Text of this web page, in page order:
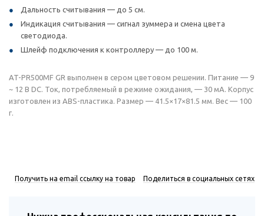
Дальность считывания — до 5 см.
Индикация считывания — сигнал зуммера и смена цвета
светодиода.
Шлейф подключения к контроллеру — до 100 м.
AT-PR500MF GR выполнен в сером цветовом решении. Питание — 9
~ 12 В DC. Ток, потребляемый в режиме ожидания, — 30 мА. Корпус
изготовлен из ABS-пластика. Размер — 41.5×17×81.5 мм. Вес — 100
г.
Получить на email ссылку на товар Поделиться в социальных сетях